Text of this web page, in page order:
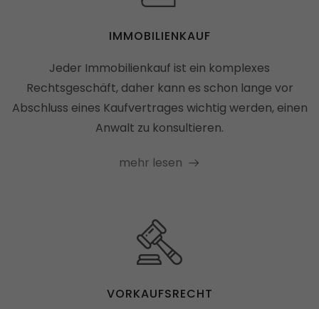
IMMOBILIENKAUF
Jeder Immobilienkauf ist ein komplexes
Rechtsgeschäft, daher kann es schon lange vor
Abschluss eines Kaufvertrages wichtig werden, einen
Anwalt zu konsultieren.
mehr lesen
VORKAUFSRECHT
eine anonyme ID. Anhand der ID können
Seitenaufrufe einem Besucher zugeordnet
werden.
Laufzeit: 2 Jahre
Anbieter: Google
Datenschutzerklärung
an den Analytics Server übertragen werden.
Datenschutzerklärung